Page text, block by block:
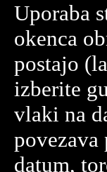
Uporaba
okenca
postajo
izberite
vlaki na
datum,